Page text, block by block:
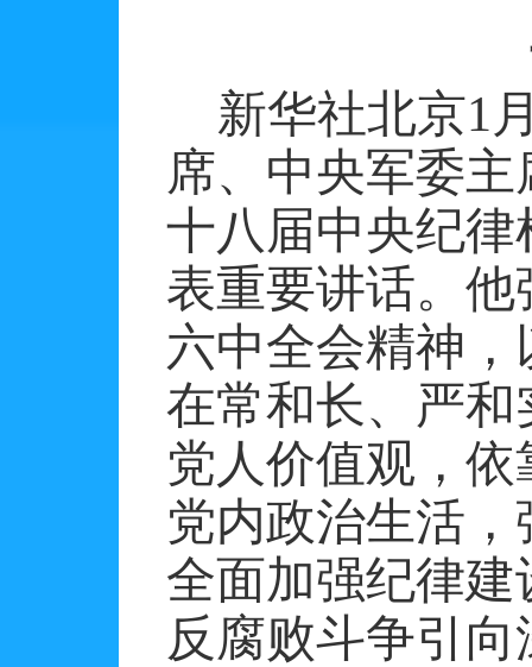
新华社北京1
席、中央军委
十八届中央纪
表重要讲话。
六中全会精神
在常和长、严
党人价值观，
党内政治生活
全面加强纪律
反腐败斗争引